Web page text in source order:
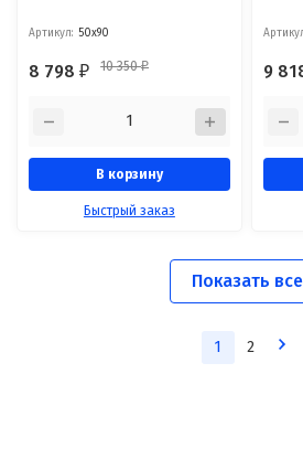
Артикул: 50x90
8 798₽ 10 350₽
В корзину
Быстрый заказ
9
Показать все
1 2